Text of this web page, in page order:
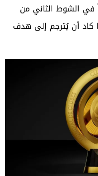
في الشوط الثاني من
كاد أن يُترجم إلى هدف